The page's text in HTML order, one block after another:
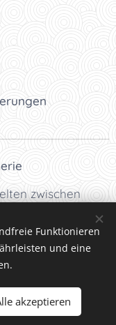
zwischen
an Text oder Bild,
Funktionieren
und eine
akzeptieren